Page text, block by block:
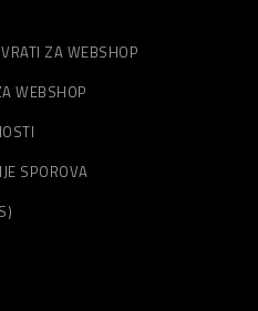
ZA WEBSHOP
WEBSHOP
SPOROVA